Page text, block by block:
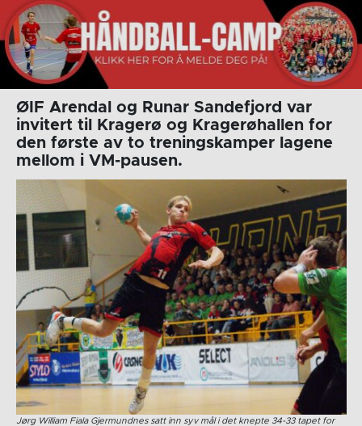
ØIF Arendal og Runar Sandefjord var
invitert til Kragerø og Kragerøhallen for
den første av to treningskamper lagene
mellom i VM-pausen.
Jørg William Fiala Gjermundnes satt inn syv mål i det knepte 34-33 tapet for